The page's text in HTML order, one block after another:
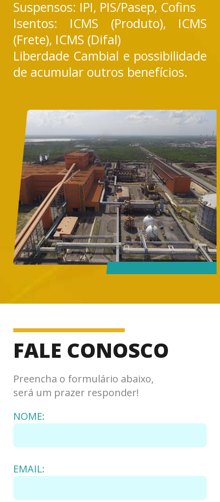
Suspensos: IPI, PIS/Pasep, Cofins
Isentos: ICMS (Produto), ICMS
(Frete), ICMS (Difal)
Liberdade Cambial e possibilidade
de acumular outros benefícios.
FALE CONOSCO
Preencha o formulário abaixo,
será um prazer responder!
NOME:
EMAIL: